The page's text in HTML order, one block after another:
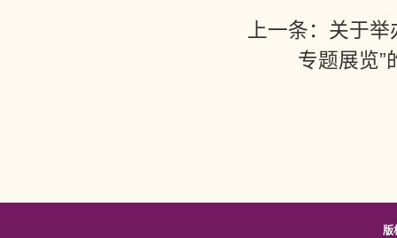
上一条： 关于
专题展览”
版